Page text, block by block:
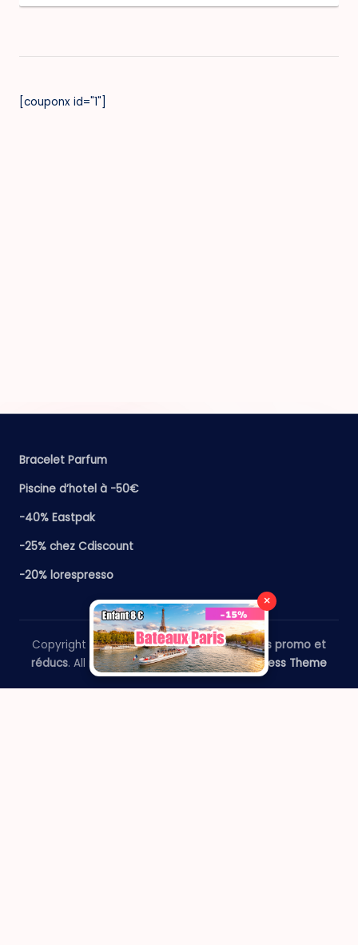
[couponx id="1"]
Bracelet Parfum
Piscine d’hotel à -50€
-40% Eastpak
-25% chez Cdiscount
-20% lorespresso
Copyright 2026 —
​Le Paris Guide - Codes promo et
réducs. All rights reserved.Bloghash WordPress Theme
×